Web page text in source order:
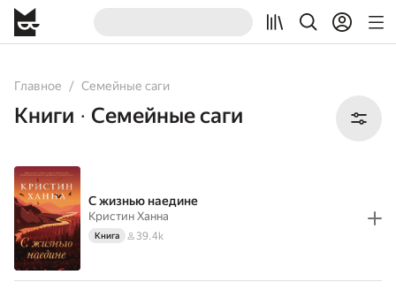
Главное Семейные саги
AllBooks
Книги • Семейные саги
С жизнью наедине
Кристин Ханна
Книга 39.4k